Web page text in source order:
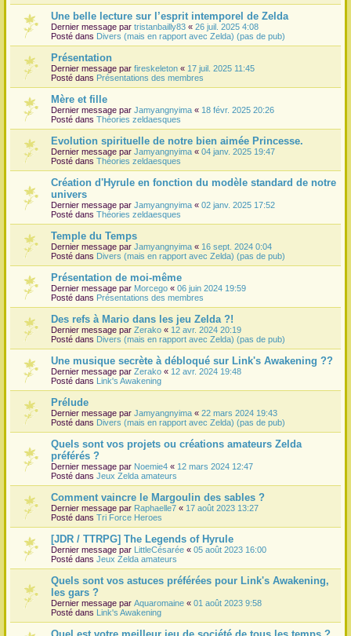
Une belle lecture sur l’esprit intemporel de Zelda
Dernier message par tristanbailly83 « 26 juil. 2025 4:08
Posté dans Divers (mais en rapport avec Zelda) (pas de pub)
Présentation
Dernier message par fireskeleton « 17 juil. 2025 11:45
Posté dans Présentations des membres
Mère et fille
Dernier message par Jamyangnyima « 18 févr. 2025 20:26
Posté dans Théories zeldaesques
Evolution spirituelle de notre bien aimée Princesse.
Dernier message par Jamyangnyima « 04 janv. 2025 19:47
Posté dans Théories zeldaesques
Création d'Hyrule en fonction du modèle standard de notre
univers
Dernier message par Jamyangnyima « 02 janv. 2025 17:52
Posté dans Théories zeldaesques
Temple du Temps
Dernier message par Jamyangnyima « 16 sept. 2024 0:04
Posté dans Divers (mais en rapport avec Zelda) (pas de pub)
Présentation de moi-même
Dernier message par Morcego « 06 juin 2024 19:59
Posté dans Présentations des membres
Des refs à Mario dans les jeu Zelda ?!
Dernier message par Zerako « 12 avr. 2024 20:19
Posté dans Divers (mais en rapport avec Zelda) (pas de pub)
Une musique secrète à débloqué sur Link's Awakening ??
Dernier message par Zerako « 12 avr. 2024 19:48
Posté dans Link's Awakening
Prélude
Dernier message par Jamyangnyima « 22 mars 2024 19:43
Posté dans Divers (mais en rapport avec Zelda) (pas de pub)
Quels sont vos projets ou créations amateurs Zelda
préférés ?
Dernier message par Noemie4 « 12 mars 2024 12:47
Posté dans Jeux Zelda amateurs
Comment vaincre le Margoulin des sables ?
Dernier message par Raphaelle7 « 17 août 2023 13:27
Posté dans Tri Force Heroes
[JDR / TTRPG] The Legends of Hyrule
Dernier message par LittleCésarée « 05 août 2023 16:00
Posté dans Jeux Zelda amateurs
Quels sont vos astuces préférées pour Link's Awakening,
les gars ?
Dernier message par Aquaromaine « 01 août 2023 9:58
Posté dans Link's Awakening
Quel est votre meilleur jeu de société de tous les temps ?